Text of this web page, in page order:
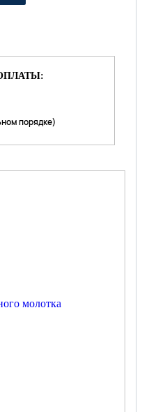
порядке)